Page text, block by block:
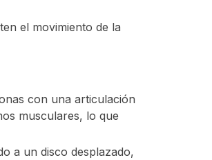
el movimiento de la
con una articulación
musculares, lo que
a un disco desplazado,